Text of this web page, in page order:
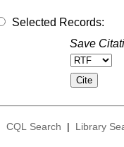
Selected Records:
Save
CQL Search | Library